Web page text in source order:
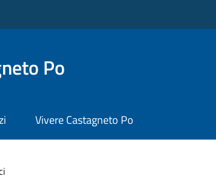
Po
Vivere Castagneto Po